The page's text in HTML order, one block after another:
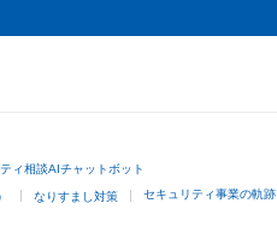
ィ相談AIチャットボット
なりすまし対策 セキュリティ事業の軌跡